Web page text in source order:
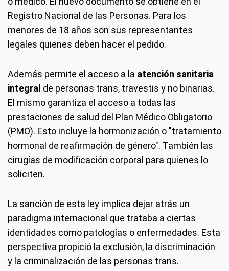
Registro Nacional de las Personas. Para los
menores de 18 años son sus representantes
legales quienes deben hacer el pedido.
Además permite el acceso a la atención sanitaria
integral de personas trans, travestis y no binarias.
El mismo garantiza el acceso a todas las
prestaciones de salud del Plan Médico Obligatorio
(PMO). Esto incluye la hormonización o "tratamiento
hormonal de reafirmación de género". También las
cirugías de modificación corporal para quienes lo
soliciten.
La sanción de esta ley implica dejar atrás un
paradigma internacional que trataba a ciertas
identidades como patologías o enfermedades. Esta
perspectiva propició la exclusión, la discriminación
y la criminalización de las personas trans.